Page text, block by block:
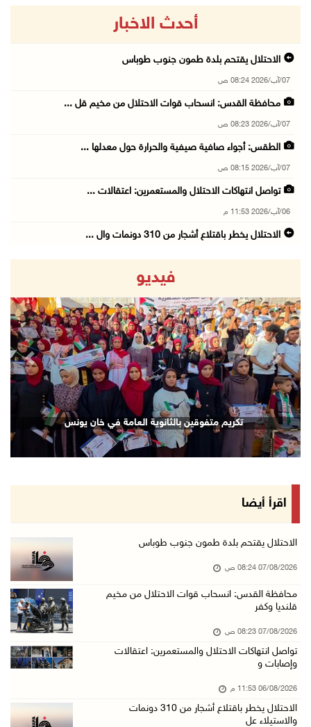
أحدث الاخبار
الاحتلال يقتحم بلدة طمون جنوب طوباس
07/آب/2026 08:24 ص
محافظة القدس: انسحاب قوات الاحتلال من مخيم قل ...
07/آب/2026 08:23 ص
الطقس: أجواء صافية صيفية والحرارة حول معدلها ...
07/آب/2026 08:15 ص
تواصل انتهاكات الاحتلال والمستعمرين: اعتقالات ...
06/آب/2026 11:53 م
الاحتلال يخطر باقتلاع أشجار من 310 دونمات وال ...
قوات الاحتلال تقتحم يعبد جنوب غرب جنين
06/آب/2026 10:49 م
48 إصابة منذ بدء عدوان الاحتلال على مخيم قلند ...
06/آب/2026 10:45 م
الاحتلال يعتقل شابين من المغير
06/آب/2026 10:27 م
وزير الداخلية يبحث مع مكافحة المخدرات الدولي ...
06/آب/2026 10:01 م
رئيس بلدية الخليل يطلع وفدا أميركيا على تطورا ...
إصابة مسن بجروح ورضوض إثر اعتداء جيش الاحتلال ...
06/آب/2026 09:08 م
الرئيس يستقبل مجلس بلدية رام الله ويشدد على د ...
06/آب/2026 08:36 م
06/آب/2026 08:33 م
الاحتلال يوسع حملات الدهم والاعتقال في قلنديا ...
فيديو
تكريم متفوقين بالثانوية العامة في خان يونس
Next
اقرأ أيضا
الاحتلال يقتحم بلدة طمون جنوب طوباس
07/08/2026 08:24 ص
محافظة القدس: انسحاب قوات الاحتلال من مخيم
قلنديا وكفر
07/08/2026 08:23 ص
تواصل انتهاكات الاحتلال والمستعمرين: اعتقالات
وإصابات و
06/08/2026 11:53 م
الاحتلال يخطر باقتلاع أشجار من 310 دونمات
والاستيلاء عل